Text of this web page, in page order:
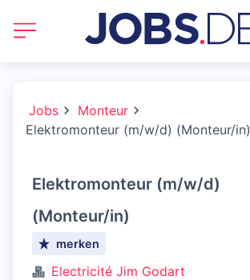
Jobs
Monteur
Elektromonteur (m/w/d) (Monteur/in)
Elektromonteur (m/w/d)
(Monteur/in)
merken
Electricité Jim Godart